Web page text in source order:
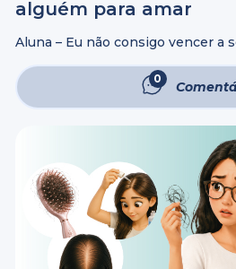
alguém para amar
Aluna – Eu não consigo vencer a
solidão será eterna. Renato – O
0